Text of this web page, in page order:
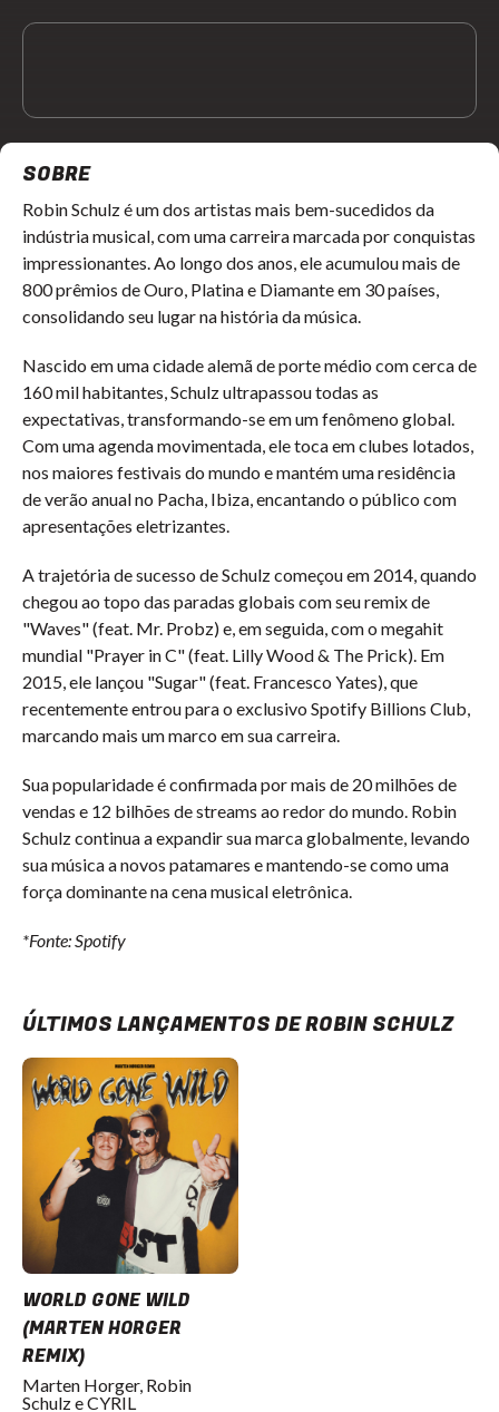
SOBRE
Robin Schulz é um dos artistas mais bem-sucedidos da
indústria musical, com uma carreira marcada por conquistas
impressionantes. Ao longo dos anos, ele acumulou mais de
800 prêmios de Ouro, Platina e Diamante em 30 países,
consolidando seu lugar na história da música.
Nascido em uma cidade alemã de porte médio com cerca de
160 mil habitantes, Schulz ultrapassou todas as
expectativas, transformando-se em um fenômeno global.
Com uma agenda movimentada, ele toca em clubes lotados,
nos maiores festivais do mundo e mantém uma residência
de verão anual no Pacha, Ibiza, encantando o público com
apresentações eletrizantes.
A trajetória de sucesso de Schulz começou em 2014, quando
chegou ao topo das paradas globais com seu remix de
"Waves" (feat. Mr. Probz) e, em seguida, com o megahit
mundial "Prayer in C" (feat. Lilly Wood & The Prick). Em
2015, ele lançou "Sugar" (feat. Francesco Yates), que
recentemente entrou para o exclusivo Spotify Billions Club,
marcando mais um marco em sua carreira.
Sua popularidade é confirmada por mais de 20 milhões de
vendas e 12 bilhões de streams ao redor do mundo. Robin
Schulz continua a expandir sua marca globalmente, levando
sua música a novos patamares e mantendo-se como uma
força dominante na cena musical eletrônica.
*Fonte: Spotify
ÚLTIMOS LANÇAMENTOS DE ROBIN SCHULZ
WORLD GONE WILD
(MARTEN HORGER
REMIX)
Marten Horger, Robin
Schulz e CYRIL